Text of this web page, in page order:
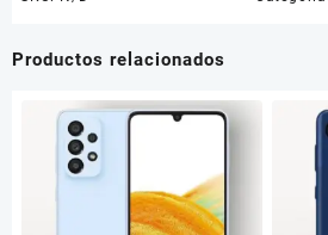
Productos relacionados